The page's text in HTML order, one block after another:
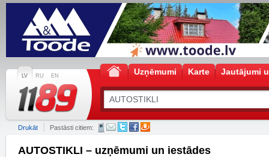
LV RU EN Uzņēmumi Karte Jautājumi
Drukāt Pastāsti citiem:
AUTOSTIKLI – uzņēmumi un iestādes